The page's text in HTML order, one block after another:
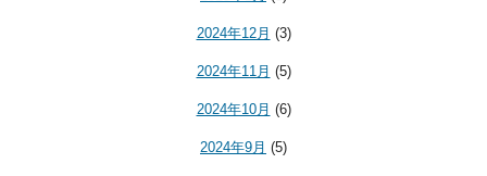
2024年12月 (3)
2024年11月 (5)
2024年10月 (6)
2024年9月 (5)